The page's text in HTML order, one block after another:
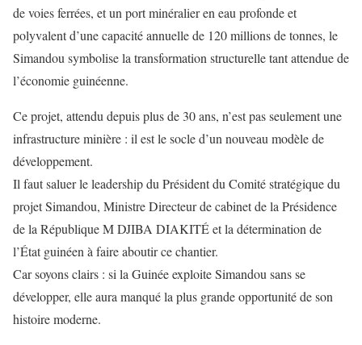
de voies ferrées, et un port minéralier en eau profonde et
polyvalent d’une capacité annuelle de 120 millions de tonnes, le
Simandou symbolise la transformation structurelle tant attendue de
l’économie guinéenne.
Ce projet, attendu depuis plus de 30 ans, n’est pas seulement une
infrastructure minière : il est le socle d’un nouveau modèle de
développement.
Il faut saluer le leadership du Président du Comité stratégique du
projet Simandou, Ministre Directeur de cabinet de la Présidence
de la République M DJIBA DIAKITÉ et la détermination de
l’État guinéen à faire aboutir ce chantier.
Car soyons clairs : si la Guinée exploite Simandou sans se
développer, elle aura manqué la plus grande opportunité de son
histoire moderne.